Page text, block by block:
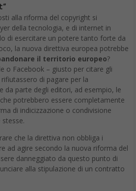
alla riforma del copyright si
della tecnologia, e di internet in
di esercitare un potere tanto forte da
la nuova direttiva europea potrebbe
il territorio europeo?
o Facebook – giusto per citare gli
di pagare per la
da parte degli editori, ad esempio, le
potrebbero essere completamente
di indicizzazione o condivisione
che la direttiva non obbliga i
ad agire secondo la nuova riforma del
danneggiato da questo punto di
alla stipulazione di un contratto